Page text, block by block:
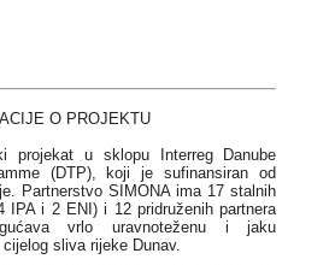
O PROJEKTU
projekat u sklopu Interreg Danube
(DTP), koji je sufinansiran od
Partnerstvo SIMONA ima 17 stalnih
IPA i 2 ENI) i 12 pridruženih partnera
vrlo uravnoteženu i jaku
sliva rijeke Dunav.